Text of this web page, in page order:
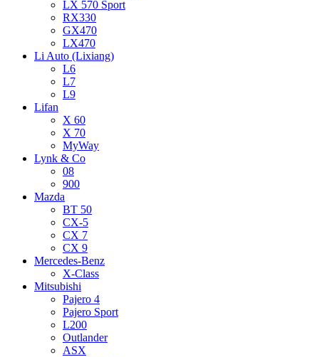
LX 570 Sport
RX330
GX470
LX470
Li Auto (Lixiang)
L6
L7
L9
Lifan
X 60
X 70
MyWay
Lynk & Co
08
900
Mazda
BT 50
CX-5
CX 7
CX 9
Mercedes-Benz
X-Class
Mitsubishi
Pajero 4
Pajero Sport
L200
Outlander
ASX